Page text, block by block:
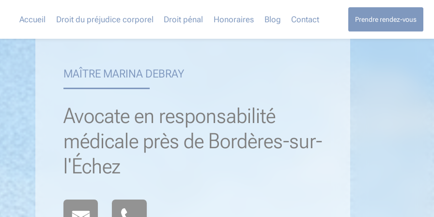
Accueil Droit du préjudice corporel Droit pénal Honoraires Blog Contact Prendre rendez-vous
MAÎTRE MARINA DEBRAY
Avocate en responsabilité
médicale près de Bordères-sur-
l'Échez​